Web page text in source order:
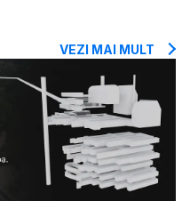
VEZI MAI MULT